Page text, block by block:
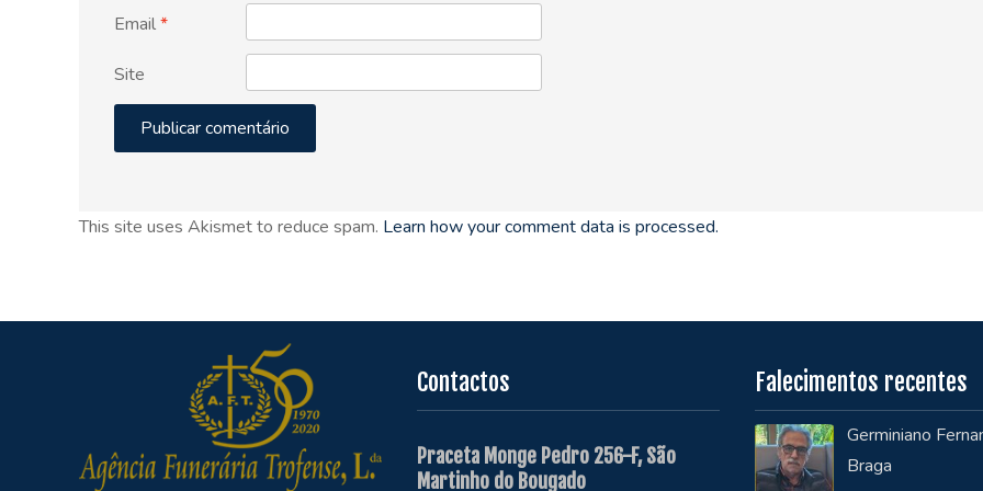
Email*
Site
This site uses Akismet to reduce spam. Learn how your comment data is processed.
Contactos
Praceta Monge Pedro 256-F, São
Martinho do Bougado
Falecimentos recentes
Germiniano
Braga